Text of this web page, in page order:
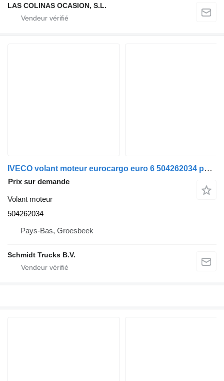
LAS COLINAS OCASION, S.L.
IVECO volant moteur eurocargo euro 6 504262034 pour camion
Prix sur demande
Volant moteur
504262034
Pays-Bas, Groesbeek
Schmidt Trucks B.V.